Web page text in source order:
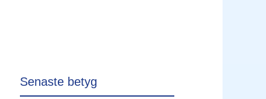
Senaste betyg